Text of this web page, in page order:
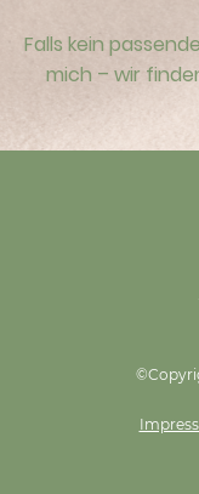
Falls kein
mich – wir